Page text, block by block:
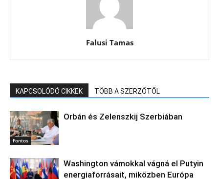
Falusi Tamas
KAPCSOLÓDÓ CIKKEK TÖBB A SZERZŐTŐL
Fontos
Orbán és Zelenszkij Szerbiában
Washington vámokkal vágná el Putyin
energiaforrásait, miközben Európa